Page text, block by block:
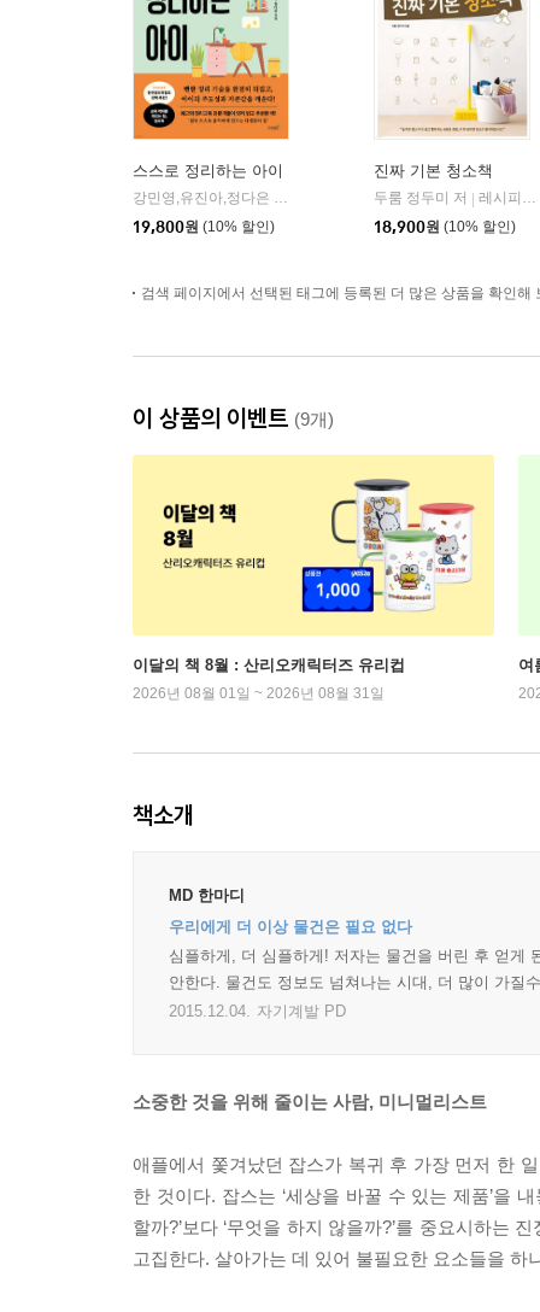
스스로 정리하는 아이
강민영,유진아,정다은 저
엠에스제이엔
19,800원 (10% 할인)
진짜 기본 청소책
두룸 정두미 저
레시피팩토리(단행)
18,900원 (10% 할인)
검색 페이지에서 선택된 태그에 등록된 더 많은 상품을 확인해
이 상품의 이벤트 (9개)
이달의 책 8월 : 산리오캐릭터즈 유리컵
2026년 08월 01일 ~ 2026년 08월 31일
여
책소개
MD 한마디
우리에게 더 이상 물건은 필요 없다
심플하게, 더 심플하게! 저자는 물건을 버린 후 얻게
안한다. 물건도 정보도 넘쳐나는 시대, 더 많이 가질
2015.12.04. 자기계발 PD
소중한 것을 위해 줄이는 사람, 미니멀리스트
애플에서 쫓겨났던 잡스가 복귀 후 가장 먼저 한
한 것이다. 잡스는 ‘세상을 바꿀 수 있는 제품’을
할까?’보다 ‘무엇을 하지 않을까?’를 중요시하는
고집한다. 살아가는 데 있어 불필요한 요소들을